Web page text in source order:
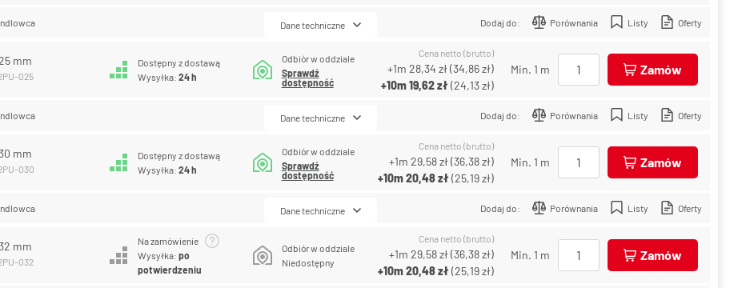
Dodaj do: Porównania Listy Oferty
Dane techniczne
mm
025
Dostępny z dostawą
Wysyłka:24 h
Odbiór w oddziale
Sprawdź
dostępność
Cena netto (brutto)
+1m 28,34 zł(34,86 zł)
+10m19,62 zł(24,13 zł)
Min. 1 m Zamów
Dodaj do: Porównania Listy Oferty
Dane techniczne
mm
030
Dostępny z dostawą
Wysyłka:24 h
Odbiór w oddziale
Sprawdź
dostępność
Cena netto (brutto)
+1m 29,58 zł(36,38 zł)
+10m20,48 zł(25,19 zł)
Min. 1 m Zamów
Dodaj do: Porównania Listy Oferty
Dane techniczne
mm
032
Na zamówienie
Wysyłka:po
potwierdzeniu
Odbiór w oddziale
Niedostępny
Cena netto (brutto)
+1m 29,58 zł(36,38 zł)
+10m20,48 zł(25,19 zł)
Min. 1 m Zamów